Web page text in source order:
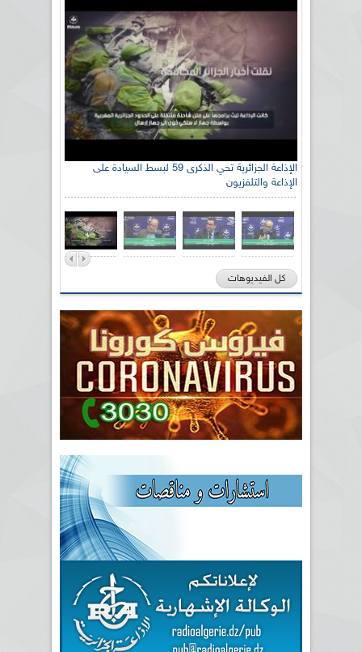
الإذاعة الجزائرية تحي الذكرى 59 لبسط السيادة على
الإذاعة والتلفزيون
كل الفيديوهات